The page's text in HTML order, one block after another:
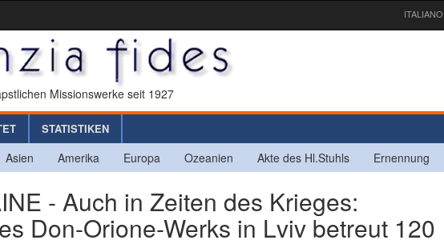
ITALIANO
Missionswerke seit 1927
STATISTIKEN
Asien Amerika Europa Ozeanien Akte des Hl.Stuhls Ernennung
- Auch in Zeiten des Krieges:
Don-Orione-Werks in Lviv betreut 120